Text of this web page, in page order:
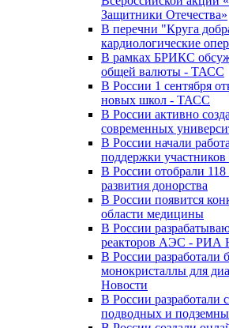
Защитники Отечества»
В перечни "Круга
кардиологические
В рамках БРИКС
общей валюты - ТАСС
В России 1 сентября
новых школ - ТАСС
В России активно
современных
В России начали
поддержки
В России отобрали
развития донорства
В России появится
области медицины
В России
реакторов АЭС - РИА
В России разработали
монокристаллы для
Новости
В России разработали
подводных и